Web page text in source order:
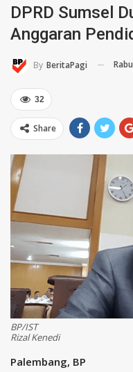
DPRD Sumsel
Anggaran
By BeritaPagi
32
Share
BP/IST
Rizal Kenedi
Palembang, BP